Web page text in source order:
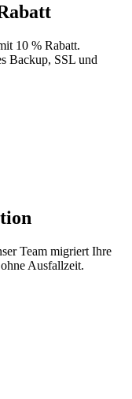
10 % Rabatt.
Backup, SSL und
Team migriert Ihre
Ausfallzeit.